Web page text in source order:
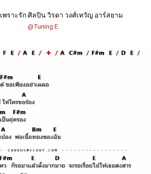
พราะรัก ศิลปิน วิรดา วงศ์เทวัญ อาร์สยาม
@Tuning E